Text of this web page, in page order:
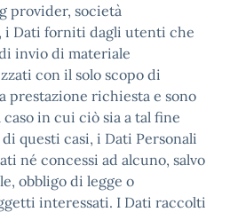
provider, società
i Dati forniti dagli utenti che
invio di materiale
con il solo scopo di
prestazione richiesta e sono
in cui ciò sia a tal fine
questi casi, i Dati Personali
né concessi ad alcuno, salvo
obbligo di legge o
interessati. I Dati raccolti